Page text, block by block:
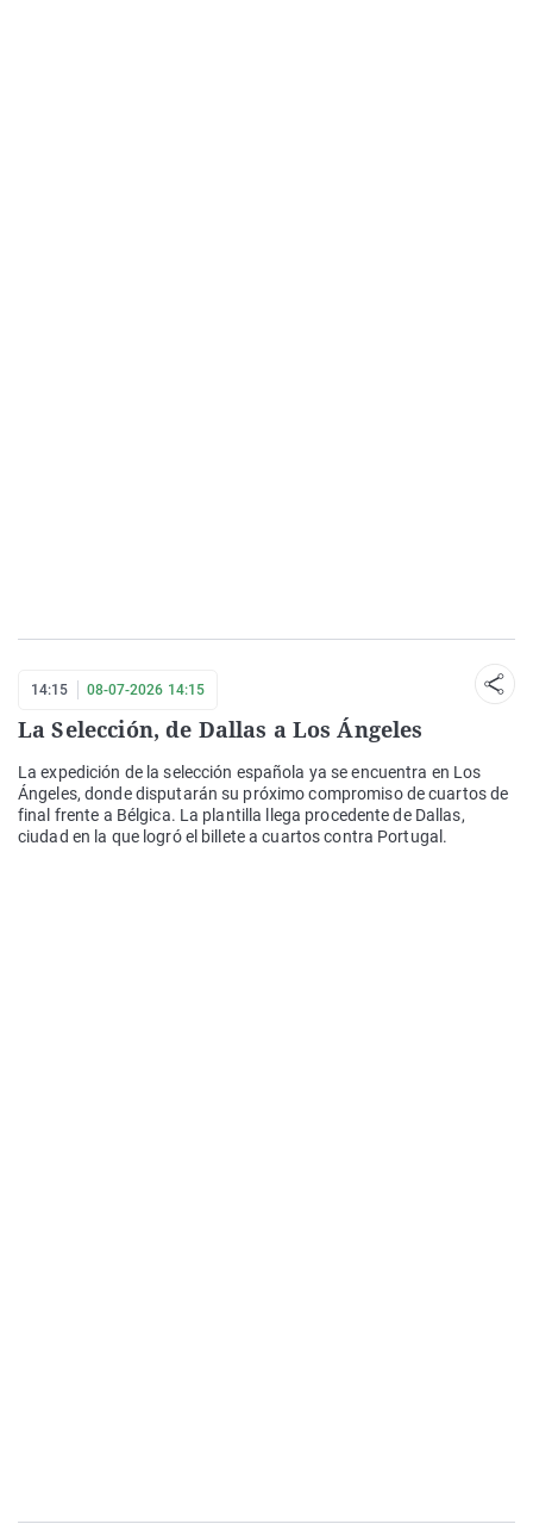
14:15 08-07-2026 14:15
La Selección, de Dallas a Los Ángeles
La expedición de la selección española ya se encuentra en Los
Ángeles, donde disputarán su próximo compromiso de cuartos de
final frente a Bélgica. La plantilla llega procedente de Dallas,
ciudad en la que logró el billete a cuartos contra Portugal.